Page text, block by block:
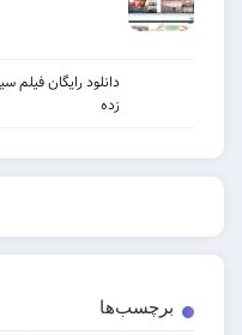
دانلود رایگان
زده
برچسب‌ها